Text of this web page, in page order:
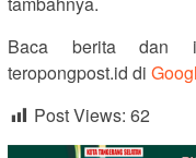
Baca berita dan
teropongpost.id di
Post Views: 62